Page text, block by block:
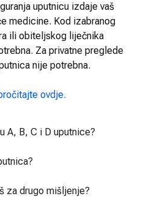
uputnicu izdaje vaš
medicine. Kod izabranog
ili obiteljskog liječnika
Za privatne preglede
nije potrebna.
ovdje.
A, B, C i D uputnice?
za drugo mišljenje?